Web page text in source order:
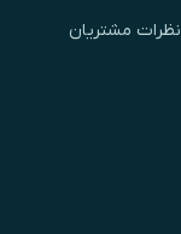
نظرات مشتریان